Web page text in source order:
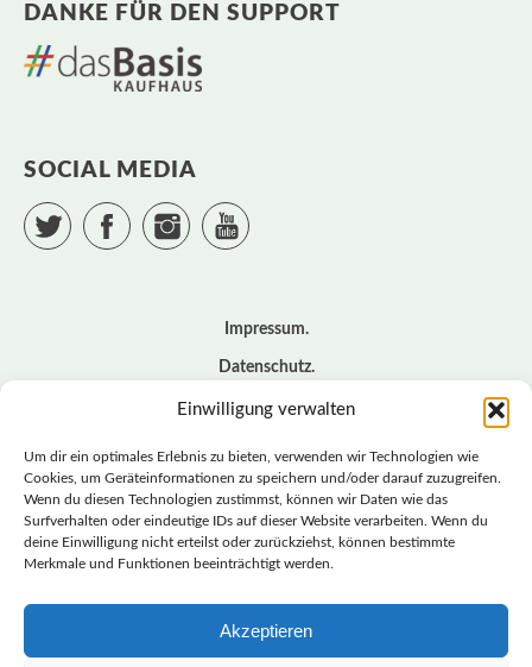
Einwilligung verwalten
Um dir ein optimales Erlebnis zu bieten, verwenden wir Technologien wie
Cookies, um Geräteinformationen zu speichern und/oder darauf zuzugreifen.
Wenn du diesen Technologien zustimmst, können wir Daten wie das
Surfverhalten oder eindeutige IDs auf dieser Website verarbeiten. Wenn du
deine Einwilligung nicht erteilst oder zurückziehst, können bestimmte
Merkmale und Funktionen beeinträchtigt werden.
Akzeptieren
DANKE FÜR DEN SUPPORT
SOCIAL MEDIA
Twitter Facebook Instagram
Impressum
Datenschutz
Cookie – Richtlinie (EU)
© BASISDEMOKRATISCHE PARTEI DEUTSCHLAND *
LANDESVERBAND SACHSEN
LANDESVERBAND